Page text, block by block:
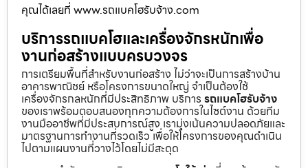
คุณได้เลยที่ www.รถแบคโฮรับจ้าง.com
บริการรถแบคโฮและเครื่องจักรหนักเพื่อ
งานก่อสร้างแบบครบวงจร
การเตรียมพื้นที่สำหรับงานก่อสร้าง ไม่ว่าจะเป็นการสร้างบ้าน
อาคารพาณิชย์ หรือโครงการขนาดใหญ่ จำเป็นต้องใช้
เครื่องจักรกลหนักที่มีประสิทธิภาพ บริการ รถแบคโฮรับจ้าง
ของเราพร้อมตอบสนองทุกความต้องการในไซต์งาน ด้วยทีม
งานมืออาชีพที่มีประสบการณ์สูง เรามุ่งเน้นความปลอดภัยและ
มาตรฐานการทำงานที่รวดเร็ว เพื่อให้โครงการของคุณดำเนิน
ไปตามแผนงานที่วางไว้โดยไม่มีสะดุด